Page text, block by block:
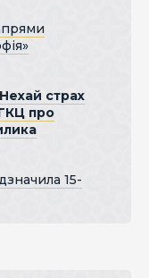
страх
про
15-